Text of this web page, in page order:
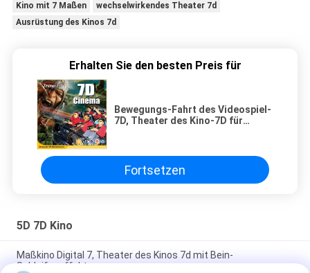
Kino mit 7 Maßen
wechselwirkendes Theater 7d
Ausrüstung des Kinos 7d
Erhalten Sie den besten Preis für
Bewegungs-Fahrt des Videospiel-
7D, Theater des Kino-7D für
Fortsetzen
5D 7D Kino
Maßkino Digital 7, Theater des Kinos 7d mit Bein-
Schleifeneffekt